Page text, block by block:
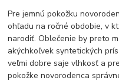
Pre jemnú pokožku
ohľadu na ročné obdobie, v
narodiť. Oblečenie by preto
akýchkoľvek syntetických
veľmi dobre saje vlhkosť a
pokožke novorodenca